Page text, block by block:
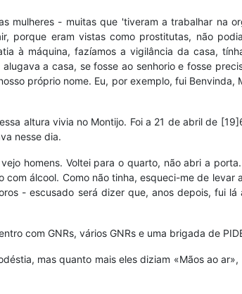
- muitas que 'tiveram a trabalhar na
porque eram vistas como prostitutas, não
à máquina, fazíamos a vigilância da casa,
a casa, se fosse ao senhorio e fosse
próprio nome. Eu, por exemplo, fui Benvinda,
altura vivia no Montijo. Foi a 21 de abril de
nesse dia.
homens. Voltei para o quarto, não abri a
álcool. Como não tinha, esqueci-me de levar
- escusado será dizer que, anos depois, fui
com GNRs, vários GNRs e uma brigada de
mas quanto mais eles diziam «Mãos ao